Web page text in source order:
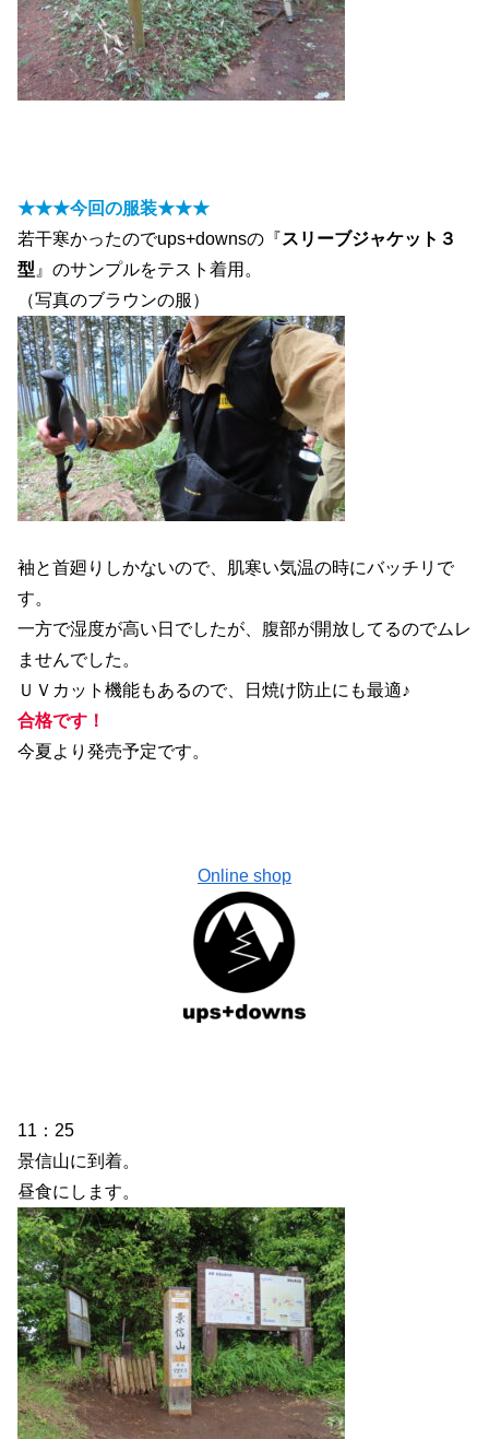
★★★今回の服装★★★
若干寒かったのでups+downsの『スリーブジャケット３
型 』のサンプルをテスト着用。
（写真のブラウンの服）
袖と首廻りしかないので、肌寒い気温の時にバッチリで
す。
一方で湿度が高い日でしたが、腹部が開放してるのでムレ
ませんでした。
ＵＶカット機能もあるので、日焼け防止にも最適♪
合格です！
今夏より発売予定です。
Online shop
11：25
景信山に到着。
昼食にします。